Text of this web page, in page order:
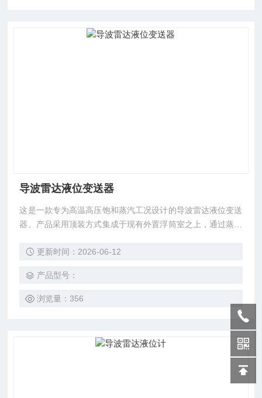
导波雷达液位变送器
这是一款专为高温高压饱和蒸汽工况设计的导波雷达液位变送
器。产品采用顶装方式集成于现有外置浮筒室之上，通过蒸汽
高参数蒸汽环境下因介电常数变化、冷凝水干扰及高温传导导
更新时间：2026-06-12
产品型号：
浏览量：356